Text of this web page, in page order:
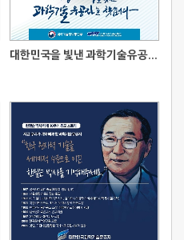
대한민국을 빛낸 과학기술유공자를 찾습니다